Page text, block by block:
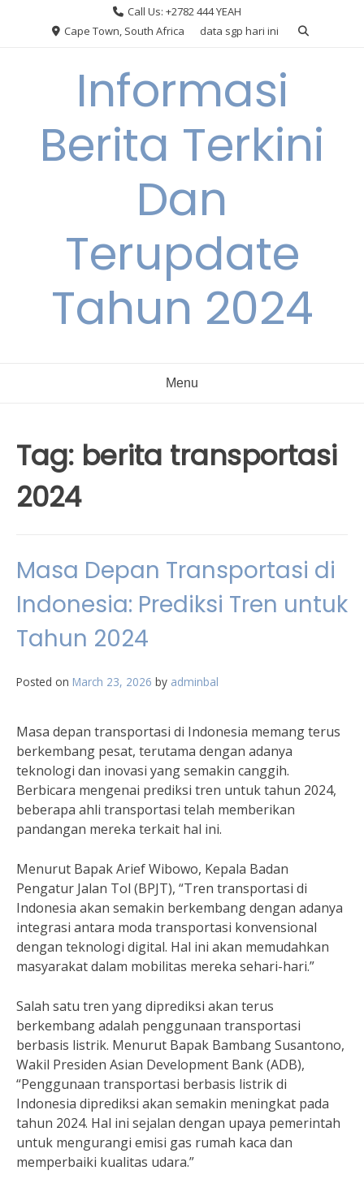
Call Us: +2782 444 YEAH
Cape Town, South Africa
data sgp hari ini
Informasi
Berita Terkini
Dan
Terupdate
Tahun 2024
Menu
Tag: berita transportasi
2024
Masa Depan Transportasi di
Indonesia: Prediksi Tren untuk
Tahun 2024
Posted on March 23, 2026 by adminbal
Masa depan transportasi di Indonesia memang terus
berkembang pesat, terutama dengan adanya
teknologi dan inovasi yang semakin canggih.
Berbicara mengenai prediksi tren untuk tahun 2024,
beberapa ahli transportasi telah memberikan
pandangan mereka terkait hal ini.
Menurut Bapak Arief Wibowo, Kepala Badan
Pengatur Jalan Tol (BPJT), “Tren transportasi di
Indonesia akan semakin berkembang dengan adanya
integrasi antara moda transportasi konvensional
dengan teknologi digital. Hal ini akan memudahkan
masyarakat dalam mobilitas mereka sehari-hari.”
Salah satu tren yang diprediksi akan terus
berkembang adalah penggunaan transportasi
berbasis listrik. Menurut Bapak Bambang Susantono,
Wakil Presiden Asian Development Bank (ADB),
“Penggunaan transportasi berbasis listrik di
Indonesia diprediksi akan semakin meningkat pada
tahun 2024. Hal ini sejalan dengan upaya pemerintah
untuk mengurangi emisi gas rumah kaca dan
memperbaiki kualitas udara.”